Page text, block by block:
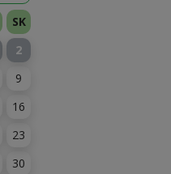
SK
2
9
16
23
30